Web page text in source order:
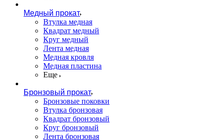
Медный прокат
Втулка медная
Квадрат медный
Круг медный
Лента медная
Медная кровля
Медная пластина
Еще
Бронзовый прокат
Бронзовые поковки
Втулка бронзовая
Квадрат бронзовый
Круг бронзовый
Лента бронзовая